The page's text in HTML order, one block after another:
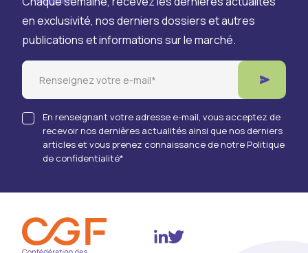
en exclusivité, nos derniers dossiers et autres
publications et informations sur le marché.
Email
En renseignant votre adresse e-mail, vous acceptez de
recevoir nos dernières actualités ainsi que nos derniers
articles et vous prenez connaissance de notre Politique
de confidentialité*